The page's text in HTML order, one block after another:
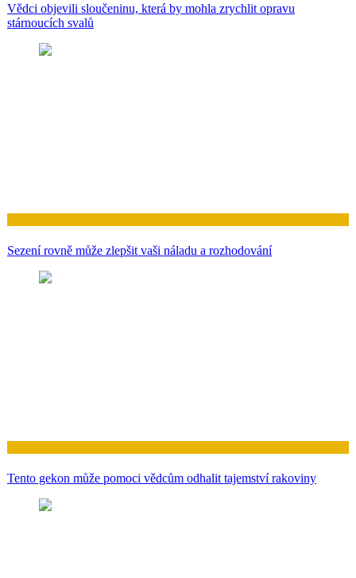
Vědci objevili sloučeninu, která by mohla zrychlit opravu
stárnoucích svalů
Sezení rovně může zlepšit vaši náladu a rozhodování
Tento gekon může pomoci vědcům odhalit tajemství rakoviny